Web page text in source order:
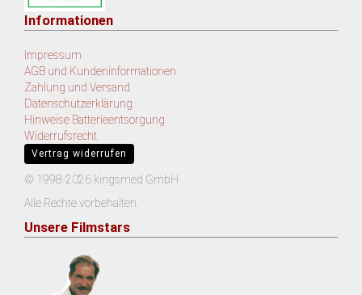
Informationen
Impressum
AGB und Kundeninformationen
Zahlung und Versand
Datenschutzerklärung
Hinweise Batterieentsorgung
Widerrufsrecht
Vertrag widerrufen
© 1998-2026 kingsmed GmbH
Alle Rechte vorbehalten.
Unsere Filmstars